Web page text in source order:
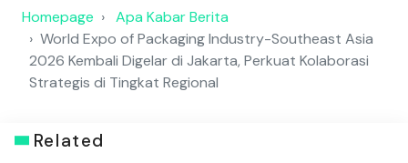
Homepage
Apa Kabar Berita
World Expo of Packaging Industry-Southeast Asia
2026 Kembali Digelar di Jakarta, Perkuat Kolaborasi
Strategis di Tingkat Regional
Related